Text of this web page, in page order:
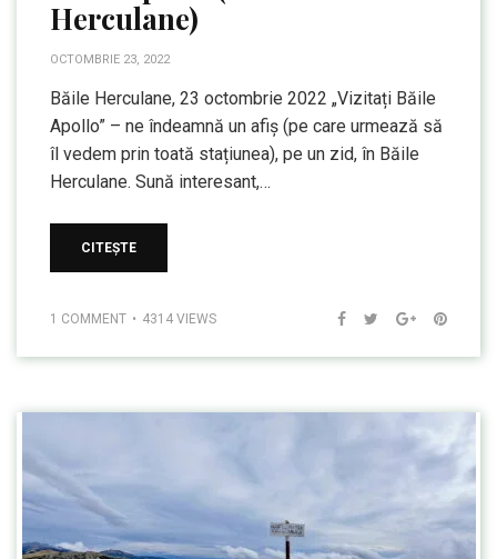
Herculane)
OCTOMBRIE 23, 2022
Băile Herculane, 23 octombrie 2022 „Vizitați Băile
Apollo” – ne îndeamnă un afiș (pe care urmează să
îl vedem prin toată stațiunea), pe un zid, în Băile
Herculane. Sună interesant,…
CITEȘTE
1 COMMENT 4314 VIEWS